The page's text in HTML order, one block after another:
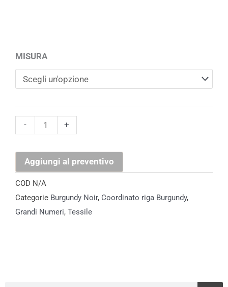
MISURA
-
Tovaglia
in
Policotone
quantità
+
Aggiungi al preventivo
COD N/A
Categorie Burgundy Noir, Coordinato riga Burgundy,
Grandi Numeri, Tessile